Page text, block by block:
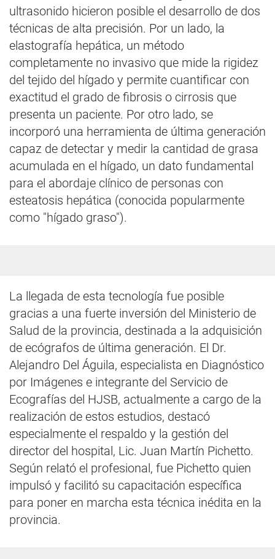
ultrasonido hicieron posible el desarrollo de dos
técnicas de alta precisión. Por un lado, la
elastografía hepática, un método
completamente no invasivo que mide la rigidez
del tejido del hígado y permite cuantificar con
exactitud el grado de fibrosis o cirrosis que
presenta un paciente. Por otro lado, se
incorporó una herramienta de última generación
capaz de detectar y medir la cantidad de grasa
acumulada en el hígado, un dato fundamental
para el abordaje clínico de personas con
esteatosis hepática (conocida popularmente
como "hígado graso").
La llegada de esta tecnología fue posible
gracias a una fuerte inversión del Ministerio de
Salud de la provincia, destinada a la adquisición
de ecógrafos de última generación. El Dr.
Alejandro Del Águila, especialista en Diagnóstico
por Imágenes e integrante del Servicio de
Ecografías del HJSB, actualmente a cargo de la
realización de estos estudios, destacó
especialmente el respaldo y la gestión del
director del hospital, Lic. Juan Martín Pichetto.
Según relató el profesional, fue Pichetto quien
impulsó y facilitó su capacitación específica
para poner en marcha esta técnica inédita en la
provincia.